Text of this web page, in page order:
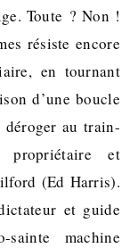
Toute ? Non !
résiste encore
en tournant
d’une boucle
au train-
et
(Ed Harris).
et guide
machine